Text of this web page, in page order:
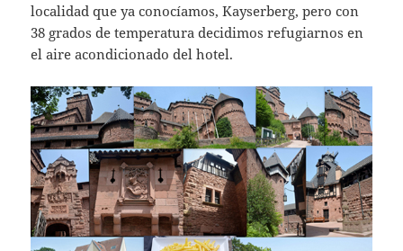
localidad que ya conocíamos, Kayserberg, pero con
38 grados de temperatura decidimos refugiarnos en
el aire acondicionado del hotel.